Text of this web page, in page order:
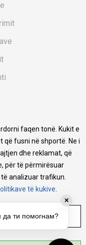
sa më të saktë
e çmimin, por nuk
është i plotë e pa
portfolios sonë, por
në çdo çast.
faqen tonë. Kukit e
fusni në shportë. Ne i
dhe reklamat, që
për të përmirësuar
analizuar trafikun.
të kukive
✕
да ти помогнам?